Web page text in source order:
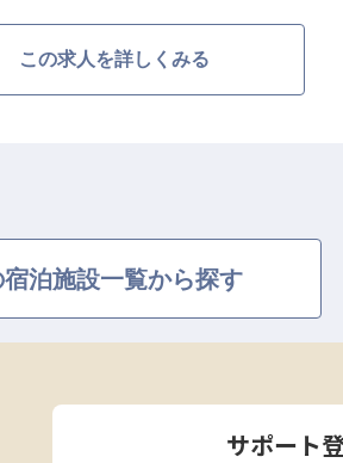
然に囲まれたロケーションの
トドアが楽しめる環境に惹か
この求人を詳しくみる
泊施設一覧から探す
サポート